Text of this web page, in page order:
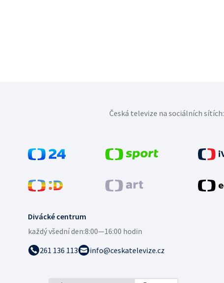
Divácké centrum
každý všední den:8:00—16:00 hodin
261 136 113
info@ceskatelevize.cz
Česká televize na sociálních sítích: